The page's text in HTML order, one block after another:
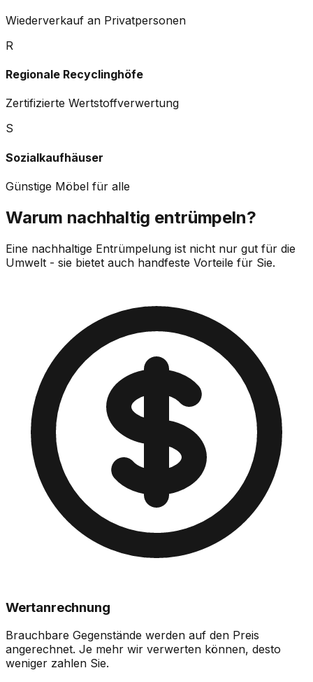
Wiederverkauf an Privatpersonen
R
Regionale Recyclinghöfe
Zertifizierte Wertstoffverwertung
S
Sozialkaufhäuser
Günstige Möbel für alle
Warum nachhaltig entrümpeln?
Eine nachhaltige Entrümpelung ist nicht nur gut für die
Umwelt - sie bietet auch handfeste Vorteile für Sie.
Wertanrechnung
Brauchbare Gegenstände werden auf den Preis
angerechnet. Je mehr wir verwerten können, desto
weniger zahlen Sie.